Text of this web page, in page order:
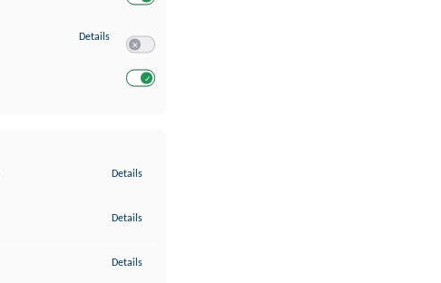
Details zu Entwicklung und Verbesserung der Angebote
Details
Details
Details